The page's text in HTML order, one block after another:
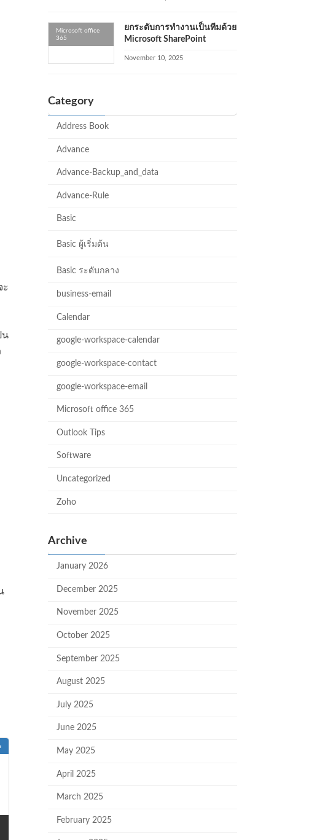
ะ
น
Microsoft office
365
ยกระดับการทำงานเป็นทีมด้วย
Microsoft SharePoint
November 10, 2025
Category
Address Book
Advance
Advance-Backup_and_data
Advance-Rule
Basic
Basic ผู้เริ่มต้น
Basic ระดับกลาง
business-email
Calendar
google-workspace-calendar
google-workspace-contact
google-workspace-email
Microsoft office 365
Outlook Tips
Software
Uncategorized
Zoho
Archive
January 2026
December 2025
November 2025
October 2025
September 2025
August 2025
July 2025
June 2025
May 2025
April 2025
March 2025
February 2025